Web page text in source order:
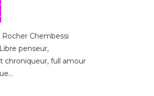
Chembessi
penseur,
chroniqueur, full amour